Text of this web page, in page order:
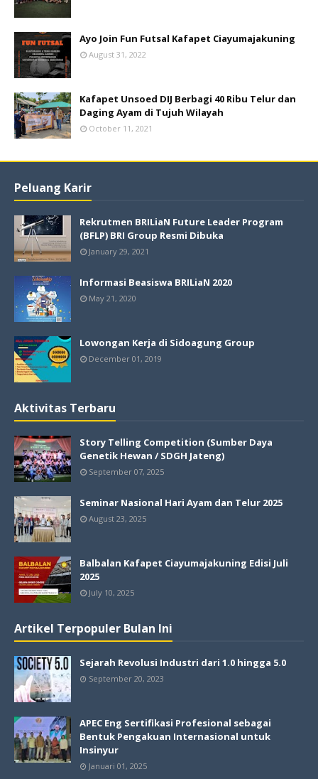
Ayo Join Fun Futsal Kafapet Ciayumajakuning
August 31, 2022
Kafapet Unsoed DIJ Berbagi 40 Ribu Telur dan
Daging Ayam di Tujuh Wilayah
October 11, 2021
Peluang Karir
Rekrutmen BRILiaN Future Leader Program
(BFLP) BRI Group Resmi Dibuka
January 29, 2021
Informasi Beasiswa BRILiaN 2020
May 21, 2020
Lowongan Kerja di Sidoagung Group
December 01, 2019
Aktivitas Terbaru
Story Telling Competition (Sumber Daya
Genetik Hewan / SDGH Jateng)
September 07, 2025
Seminar Nasional Hari Ayam dan Telur 2025
August 23, 2025
Balbalan Kafapet Ciayumajakuning Edisi Juli
2025
July 10, 2025
Artikel Terpopuler Bulan Ini
Sejarah Revolusi Industri dari 1.0 hingga 5.0
September 20, 2023
APEC Eng Sertifikasi Profesional sebagai
Bentuk Pengakuan Internasional untuk
Insinyur
Januari 01, 2025